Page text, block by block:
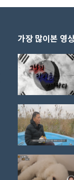
가장 많이본 영